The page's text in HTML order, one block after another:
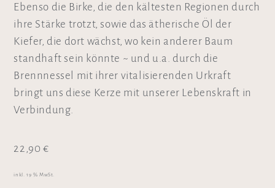
Ebenso die Birke, die den kältesten Regionen durch
ihre Stärke trotzt, sowie das ätherische Öl der
Kiefer, die dort wächst, wo kein anderer Baum
standhaft sein könnte ~ und u.a. durch die
Brennnessel mit ihrer vitalisierenden Urkraft
bringt uns diese Kerze mit unserer Lebenskraft in
Verbindung.
22,90 €
inkl. 19 % MwSt.